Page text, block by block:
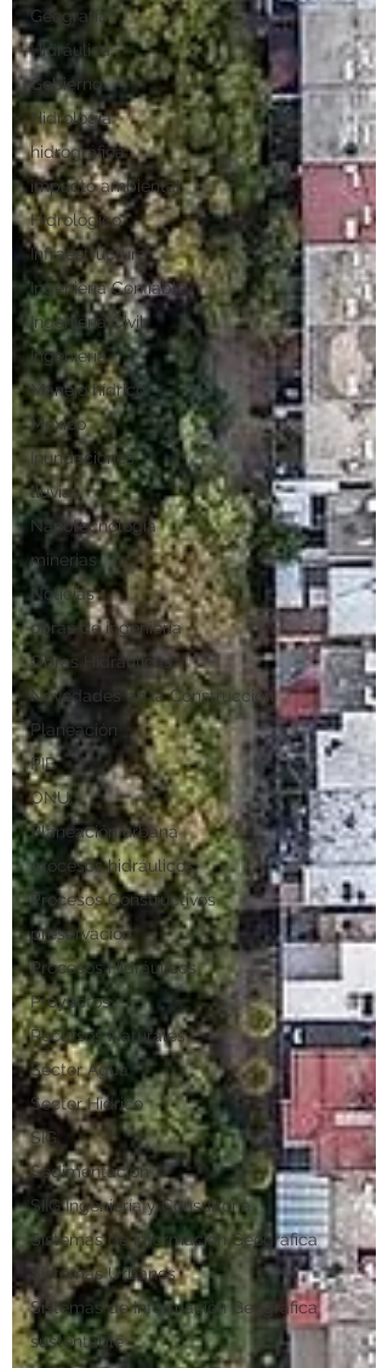
Geografía
Hidráulica
Gobierno
Hidrología
hidrográfica
impacto ambiental
Hidrológico
Infraestructura
Ingeniería Confiable
Ingeniería Civil
Ingeniería
Manejo hídrico
México
Inundaciones
lluvias
Nanotecnología
minerias
Noticias
obras de ingeniería
Obras Hidráulicas
Novedades en la Construcción
Planeación
PIB
ONU
Planeación urbana
procesos hidráulicos
Procesos Constructivos
preservación
Procesos Hidráulicos
Proyectos
Recursos Naturales
Sector Agua
Sector Hídrico
SIG
Sedimentación
SIIG Ingeniería y Consultoría
Sistemas de Información Geografica
Sistemas Urbanos
Sistemas de Información Geográfica
sustentable